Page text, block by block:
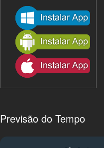
Previsão do Tempo